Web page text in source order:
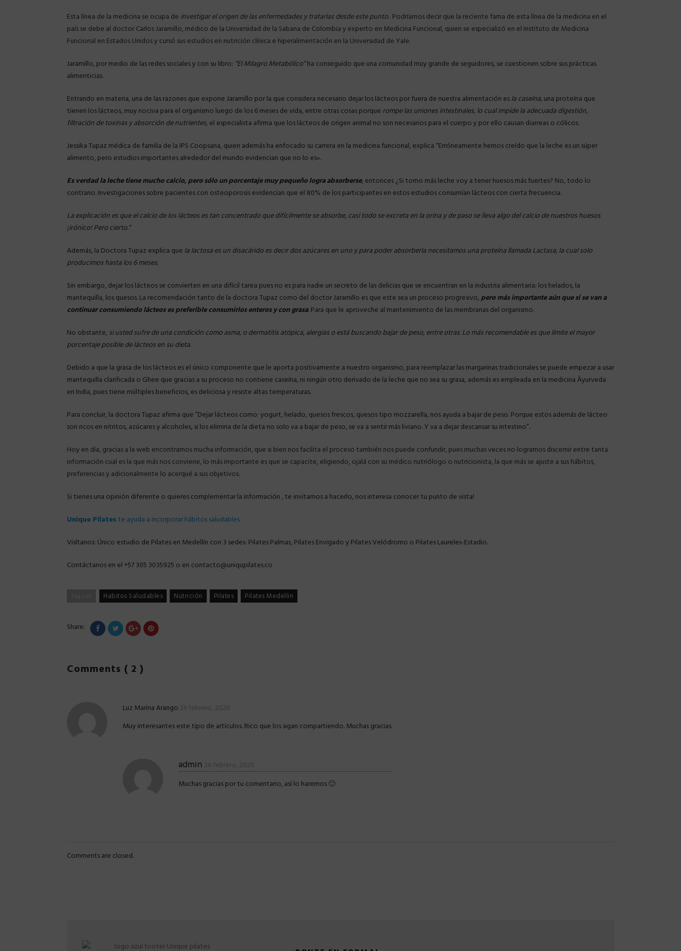
Esta línea de la medicina se ocupa de investigar el origen de las enfermedades y tratarlas desde este punto. Podríamos decir que la reciente fama de esta línea de la medicina en el
país se debe al doctor Carlos Jaramillo, médico de la Universidad de la Sabana de Colombia y experto en Medicina Funcional, quien se especializó en el Instituto de Medicina
Funcional en Estados Unidos y cursó sus estudios en nutrición clínica e hiperalimentación en la Universidad de Yale.
Jaramillo, por medio de las redes sociales y con su libro: “El Milagro Metabólico”ha conseguido que una comunidad muy grande de seguidores, se cuestionen sobre sus prácticas
alimenticias.
Entrando en materia, una de las razones que expone Jaramillo por la que considera necesario dejar los lácteos por fuera de nuestra alimentación esla caseína, una proteína que
tienen los lácteos, muy nociva para el organismo luego de los 6 meses de vida, entre otras cosas porque rompe las uniones intestinales, lo cual impide la adecuada digestión,
filtración de toxinas y absorción de nutrientes, el especialista afirma que los lácteos de origen animal no son necesarios para el cuerpo y por ello causan diarreas o cólicos.
Jessika Tupaz médica de familia de la IPS Coopsana, quien además ha enfocado su carrera en la medicina funcional, explica “Erróneamente hemos creído que la leche es un súper
alimento, pero estudios importantes alrededor del mundo evidencian que no lo es».
Es verdad la leche tiene mucho calcio, pero sólo un porcentaje muy pequeño logra absorberse, entonces ¿Si tomo más leche voy a tener huesos más fuertes? No, todo lo
contrario. Investigaciones sobre pacientes con osteoporosis evidencian que el 80% de los participantes en estos estudios consumían lácteos con cierta frecuencia.
La explicación es que el calcio de los lácteos es tan concentrado que difícilmente se absorbe, casi todo se excreta en la orina y de paso se lleva algo del calcio de nuestros huesos
¡irónico! Pero cierto.”
Además, la Doctora Tupaz explica que la lactosa es un disacárido es decir dos azúcares en uno y para poder absorberla necesitamos una proteína llamada Lactasa, la cual solo
producimos hasta los 6 meses.
Sin embargo, dejar los lácteos se convierten en una difícil tarea pues no es para nadie un secreto de las delicias que se encuentran en la industria alimentaria: los helados, la
mantequilla, los quesos. La recomendación tanto de la doctora Tupaz como del doctor Jaramillo es que este sea un proceso progresivo,pero más importante aún que si se van a
continuar consumiendo lácteos es preferible consumirlos enteros y con grasa. Para que le aproveche al mantenimiento de las membranas del organismo.
No obstante,si usted sufre de una condición como asma, o dermatitis atópica, alergias o está buscando bajar de peso, entre otras. Lo más recomendable es que límite el mayor
porcentaje posible de lácteos en su dieta.
Debido a que la grasa de los lácteos es el único componente que le aporta positivamente a nuestro organismo, para reemplazar las margarinas tradicionales se puede empezar a usar
mantequilla clarificada o Ghee que gracias a su proceso no contiene caseína, ni ningún otro derivado de la leche que no sea su grasa, además es empleada en la medicina Āyurveda
en India, pues tiene múltiples beneficios, es deliciosa y resiste altas temperaturas.
Para concluir, la doctora Tupaz afirma que “Dejar lácteos como: yogurt, helado, quesos frescos, quesos tipo mozzarella, nos ayuda a bajar de peso. Porque estos además de lácteo
son ricos en nitritos, azúcares y alcoholes, si los elimina de la dieta no solo va a bajar de peso, se va a sentir más liviano. Y va a dejar descansar su intestino”.
Hoy en día, gracias a la web encontramos mucha información, que si bien nos facilita el proceso también nos puede confundir, pues muchas veces no logramos discernir entre tanta
información cual es la que más nos conviene, lo más importante es que se capacite, eligiendo, ojalá con su médico nutriólogo o nutricionista, la que más se ajuste a sus hábitos,
preferencias y adicionalmente lo acerqué a sus objetivos.
Si tienes una opinión diferente o quieres complementar la información , te invitamos a hacerlo, nos interesa conocer tu punto de vista!
Unique Pilates te ayuda a incorporar hábitos saludables
Visítanos: Único estudio de Pilates en Medellín con 3 sedes: Pilates Palmas, Pilates Envigado y Pilates Velódromo o Pilates Laureles-Estadio.
Contáctanos en el +57 305 3035925 o en contacto@uniqupilates.co
Habitos Saludables Nutrición Pilates Pilates Medellin
Share:
Comments ( 2 )
Luz Marina Arango 26 febrero, 2020
Muy interesantes este tipo de artículos. Rico que los sigan compartiendo. Muchas gracias.
admin 26 febrero, 2020
Muchas gracias por tu comentario, así lo haremos 🙂
Comments are closed.